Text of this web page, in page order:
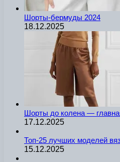
Шорты-бермуды 2024
18.12.2025
Шорты до колена —
17.12.2025
Топ-25 лучших моделей
15.12.2025